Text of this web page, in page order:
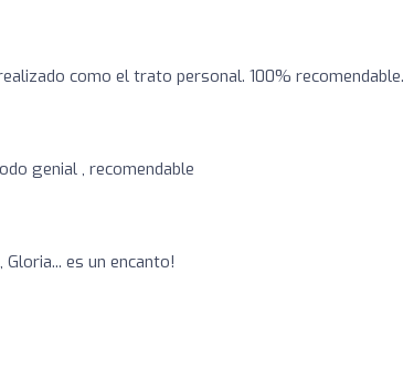
como el trato personal. 100% recomendable.
genial , recomendable
es un encanto!